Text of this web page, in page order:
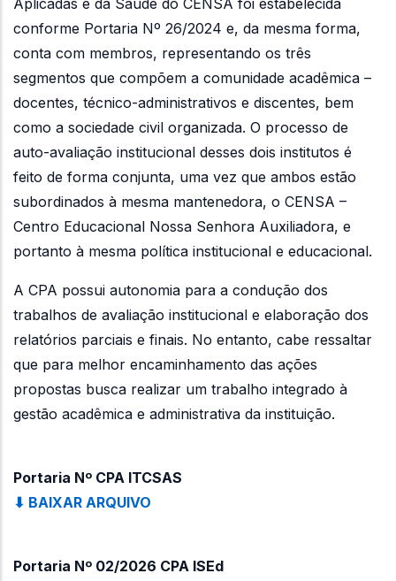
Aplicadas e da Saúde do CENSA foi estabelecida
conforme Portaria Nº 26/2024 e, da mesma forma,
conta com membros, representando os três
segmentos que compõem a comunidade acadêmica –
docentes, técnico-administrativos e discentes, bem
como a sociedade civil organizada. O processo de
auto-avaliação institucional desses dois institutos é
feito de forma conjunta, uma vez que ambos estão
subordinados à mesma mantenedora, o CENSA –
Centro Educacional Nossa Senhora Auxiliadora, e
portanto à mesma política institucional e educacional.
A CPA possui autonomia para a condução dos
trabalhos de avaliação institucional e elaboração dos
relatórios parciais e finais. No entanto, cabe ressaltar
que para melhor encaminhamento das ações
propostas busca realizar um trabalho integrado à
gestão acadêmica e administrativa da instituição.
Portaria Nº CPA ITCSAS
⬇ BAIXAR ARQUIVO
Portaria Nº 02/2026 CPA ISEd